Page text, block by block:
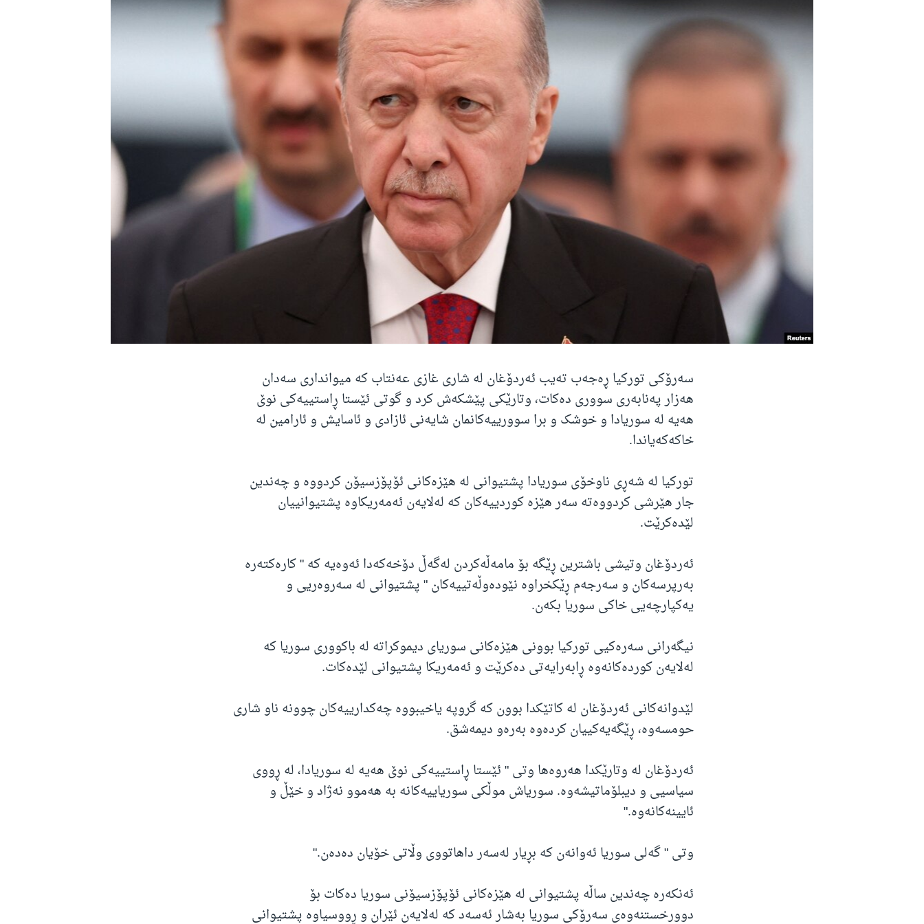
سەرۆکی تورکیا ڕەجەب تەیب ئەردۆغان لە شاری غازی عەنتاب کە میوانداری سەدان
هەزار پەنابەری سووری دەکات، وتارێکی پێشکەش کرد و گوتی ئێستا ڕاستییەکی نوێ
هەیە لە سوریادا و خوشک و برا سوورییەکانمان شایەنی ئازادی و ئاسایش و ئارامین لە
خاکەکەیاندا.
تورکیا لە شەڕی ناوخۆی سوریادا پشتیوانی لە هێزەکانی ئۆپۆزسیۆن کردووە و چەندین
جار هێرشی کردووەتە سەر هێزە کوردییەکان کە لەلایەن ئەمەریکاوە پشتیوانییان
لێدەکرێت.
ئەردۆغان وتیشی باشترین ڕێگە بۆ مامەڵەکردن لەگەڵ دۆخەکەدا ئەوەیە کە " کارەکتەرە
بەرپرسەکان و سەرجەم ڕێکخراوە نێودەوڵەتییەکان " پشتیوانی لە سەروەریی و
یەکپارچەیی خاکی سوریا بکەن.
نیگەرانی سەرەکیی تورکیا بوونی هێزەکانی سوریای دیموکراتە لە باکووری سوریا کە
لەلایەن کوردەکانەوە ڕابەرایەتی دەکرێت و ئەمەریکا پشتیوانی لێدەکات.
لێدوانەکانی ئەردۆغان لە کاتێکدا بوون کە گروپە یاخیبووە چەکدارییەکان چوونە ناو شاری
حومسەوە، ڕێگەیەکییان کردەوە بەرەو دیمەشق.
ئەردۆغان لە وتارێکدا هەروەها وتی " ئێستا ڕاستییەکی نوێ هەیە لە سوریادا، لە ڕووی
سیاسیی و دیبلۆماتیشەوە. سوریاش موڵکی سوریاییەکانە بە هەموو نەژاد و خێڵ و
ئایینەکانەوە."
وتی " گەلی سوریا ئەوانەن کە بڕیار لەسەر داهاتووی وڵاتی خۆیان دەدەن."
ئەنکەرە چەندین ساڵە پشتیوانی لە هێزەکانی ئۆپۆزسیۆنی سوریا دەکات بۆ
دوورخستنەوەی سەرۆکی سوریا بەشار ئەسەد کە لەلایەن ئێران و ڕووسیاوە پشتیوانی